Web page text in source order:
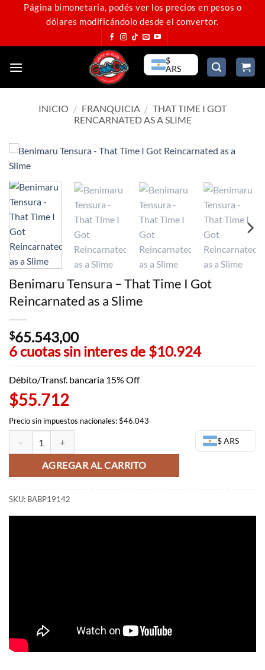
Página bimonetaria, podés ver los precios en pesos o
dólares modificándolo desde el convertor.
$
ARS
INICIO / FRANQUICIA / THAT TIME I GOT
RENCARNATED AS A SLIME
Benimaru Tensura – That Time I Got
Reincarnated as a Slime
$65.543,00
6 cuotas sin interes de $10.924
Débito/Transf. bancaria 15% Off
$55.712
Precio sin impuestos nacionales: $46.043
$ ARS
Benimaru Tensura - That Time I Got Reincarnated as a Slime cantidad
AGREGAR AL CARRITO
SKU: BABP19142